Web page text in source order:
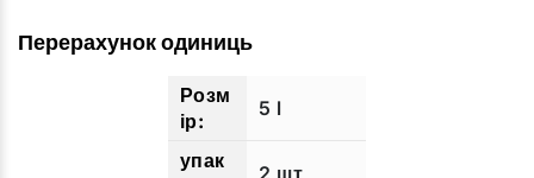
Перерахунок одиниць
5 l
2 шт